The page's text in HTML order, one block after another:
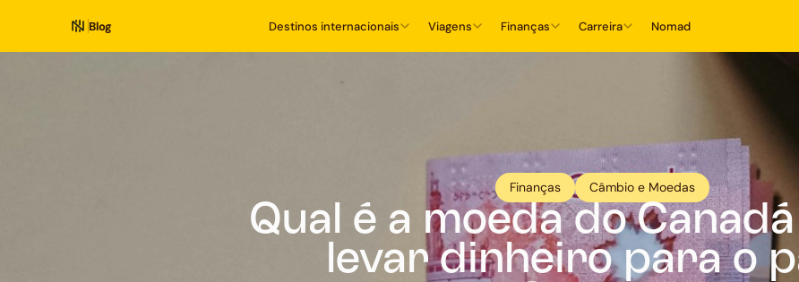
Blog Destinos internacionais Viagens Finanças Carreira Nomad
Finanças Câmbio e Moedas
Qual é a moeda do
levar dinheiro para o